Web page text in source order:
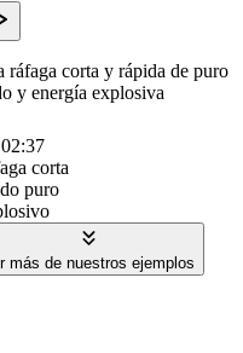
ráfaga corta y rápida de puro
y energía explosiva
02:37
corta
puro
más de nuestros ejemplos